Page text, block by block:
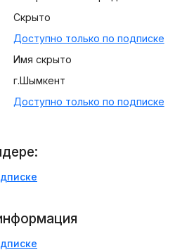
Скрыто
Доступно только по подписке
Имя скрыто
г.Шымкент
Доступно только по подписке